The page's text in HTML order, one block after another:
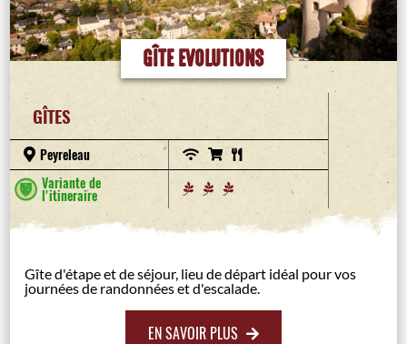
GÎTE EVOLUTIONS
GÎTES
Peyreleau
Variante de
l'itineraire
Gîte d'étape et de séjour, lieu de départ idéal pour vos
journées de randonnées et d'escalade.
EN SAVOIR PLUS